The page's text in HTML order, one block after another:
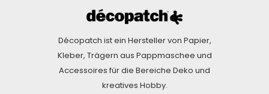
Décopatch ist ein Hersteller von Papier,
Kleber, Trägern aus Pappmaschee und
Accessoires für die Bereiche Deko und
kreatives Hobby.